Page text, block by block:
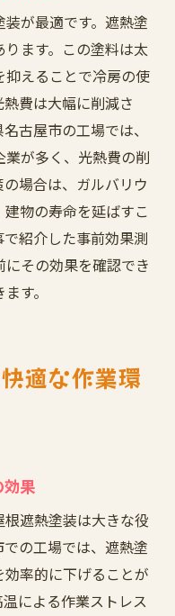
が最適です。遮熱塗
ます。この塗料は太
えることで冷房の使
費は大幅に削減さ
古屋市の工場では、
が多く、光熱費の削
場合は、ガルバリウ
物の寿命を延ばすこ
紹介した事前効果測
その効果を確認でき
す。
適な作業環
効果
遮熱塗装は大きな役
の工場では、遮熱塗
率的に下げることが
による作業ストレス